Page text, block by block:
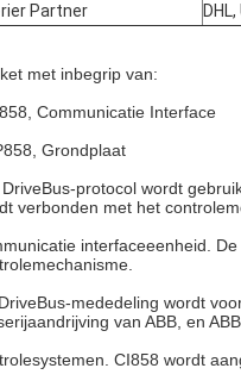
Partner
met inbegrip van:
Communicatie Interface
Grondplaat
protocol wordt
verbonden met het
interfaceeenheid.
mededeling wordt
van ABB, en
CI858 wordt